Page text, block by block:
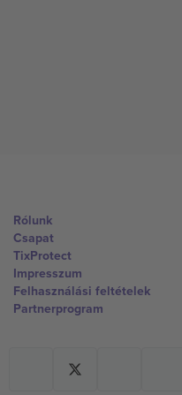
Rólunk
Csapat
TixProtect
Impresszum
Felhasználási feltételek
Partnerprogram